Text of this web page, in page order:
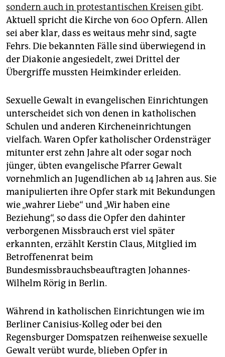
sondern auch in protestantischen Kreisen gibt.
Aktuell spricht die Kirche von 600 Opfern. Allen
sei aber klar, dass es weitaus mehr sind, sagte
Fehrs. Die bekannten Fälle sind überwiegend in
der Diakonie angesiedelt, zwei Drittel der
Übergriffe mussten Heimkinder erleiden.
Sexuelle Gewalt in evangelischen Einrichtungen
unterscheidet sich von denen in katholischen
Schulen und anderen Kircheneinrichtungen
vielfach. Waren Opfer katholischer Ordensträger
mitunter erst zehn Jahre alt oder sogar noch
jünger, übten evangelische Pfarrer Gewalt
vornehmlich an Jugendlichen ab 14 Jahren aus. Sie
manipulierten ihre Opfer stark mit Bekundungen
wie „wahrer Liebe“ und „Wir haben eine
Beziehung“, so dass die Opfer den dahinter
verborgenen Missbrauch erst viel später
erkannten, erzählt Kerstin Claus, Mitglied im
Betroffenenrat beim
Bundesmissbrauchsbeauftragten Johannes-
Wilhelm Rörig in Berlin.
Während in katholischen Einrichtungen wie im
Berliner Canisius-Kolleg oder bei den
Regensburger Domspatzen reihenweise sexuelle
Gewalt verübt wurde, blieben Opfer in